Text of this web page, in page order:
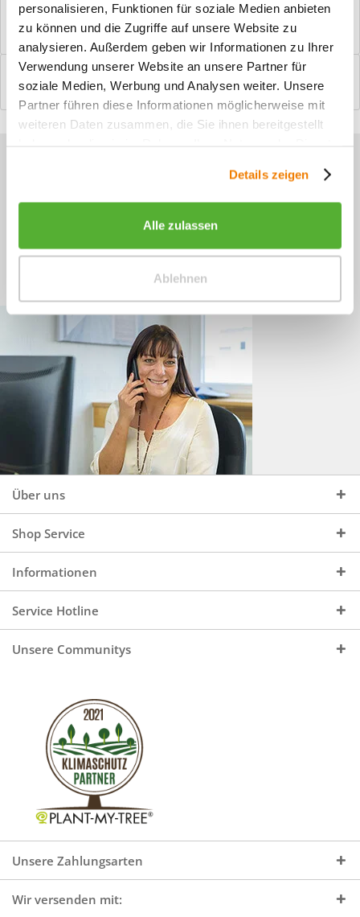
personalisieren, Funktionen für soziale Medien anbieten
zu können und die Zugriffe auf unsere Website zu
analysieren. Außerdem geben wir Informationen zu Ihrer
Verwendung unserer Website an unsere Partner für
soziale Medien, Werbung und Analysen weiter. Unsere
Partner führen diese Informationen möglicherweise mit
weiteren Daten zusammen, die Sie ihnen bereitgestellt
Details zeigen
Alle zulassen
Ablehnen
Windfangelemente online am Bildschirm konfigurieren und
einbaufertig bestellen. In wenigen...
Bewertungen
0
Bewertungen lesen, schreiben und diskutieren...mehr
Sie haben Fragen zu unseren
+49 (0)4244 965 34 04
Mo - Do, 09:00 - 16:00 Uhr
und Fr, 09:00 - 13:00 Uhr
Über uns
Shop Service
Informationen
Service Hotline
Unsere Communitys
Unsere Zahlungsarten
Wir versenden mit: